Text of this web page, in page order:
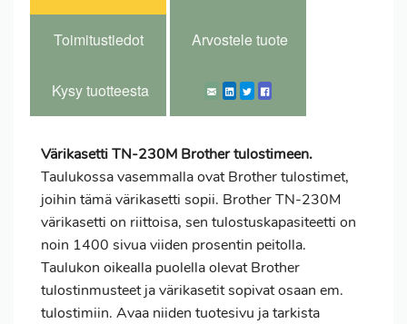
Toimitustiedot Arvostele tuote
Kysy tuotteesta
Värikasetti TN-230M Brother tulostimeen.
Taulukossa vasemmalla ovat Brother tulostimet,
joihin tämä värikasetti sopii. Brother TN-230M
värikasetti on riittoisa, sen tulostuskapasiteetti on
noin 1400 sivua viiden prosentin peitolla.
Taulukon oikealla puolella olevat Brother
tulostinmusteet ja värikasetit sopivat osaan em.
tulostimiin. Avaa niiden tuotesivu ja tarkista